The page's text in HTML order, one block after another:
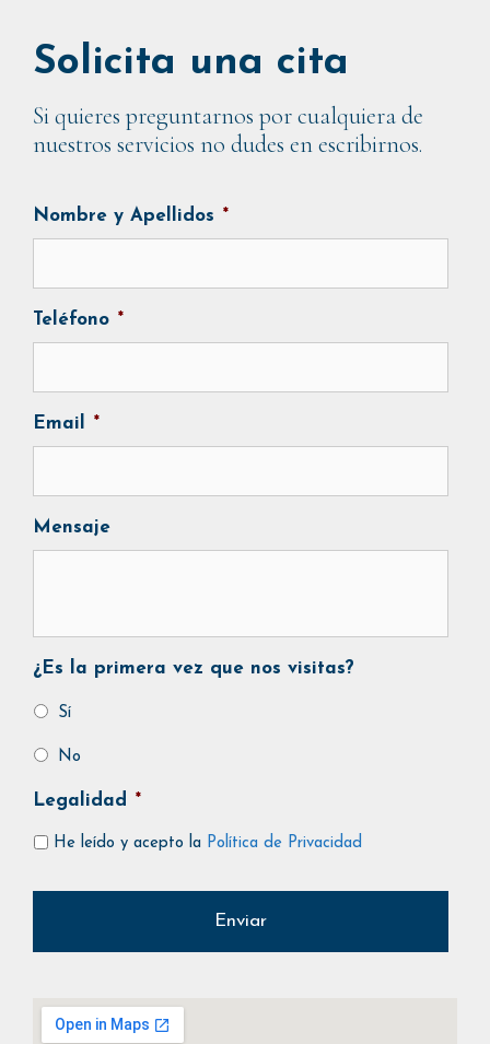
Solicita una cita
Si quieres preguntarnos por cualquiera de
nuestros servicios no dudes en escribirnos.
Nombre y Apellidos *
Teléfono *
Email *
Mensaje
¿Es la primera vez que nos visitas?
Sí
No
Legalidad *
He leído y acepto la Política de Privacidad